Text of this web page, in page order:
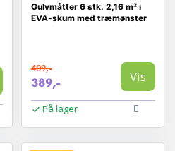
Gulvmåtter 6 stk. 2,16 m² i
EVA-skum med træmønster
409,-
389,- Vis
På lager